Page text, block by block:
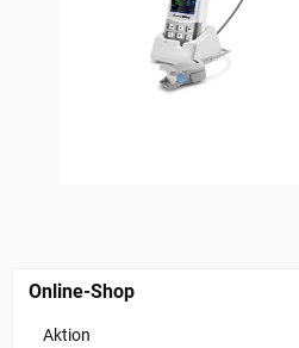
Online-Shop
Aktion